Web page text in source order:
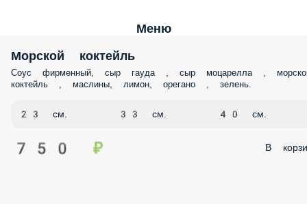
Меню
Морской коктейль
Соус фирменный, сыр гауда , сыр моцарелла ,
коктейль , маслины, лимон, орегано , зелень.
23 см. 33 см. 40 см.
750 ₽ В